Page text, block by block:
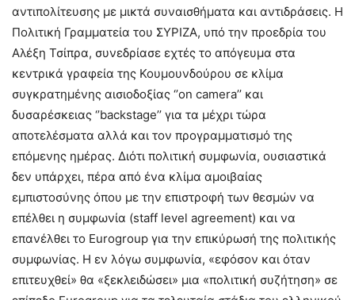
αντιπολίτευσης με μικτά συναισθήματα και αντιδράσεις. Η
Πολιτική Γραμματεία του ΣΥΡΙΖΑ, υπό την προεδρία του
Αλέξη Τσίπρα, συνεδρίασε εχτές το απόγευμα στα
κεντρικά γραφεία της Κουμουνδούρου σε κλίμα
συγκρατημένης αισιοδοξίας ‘’on camera’’ και
δυσαρέσκειας ‘’backstage’’ για τα μέχρι τώρα
αποτελέσματα αλλά και τον προγραμματισμό της
επόμενης ημέρας. Διότι πολιτική συμφωνία, ουσιαστικά
δεν υπάρχει, πέρα από ένα κλίμα αμοιβαίας
εμπιστοσύνης όπου με την επιστροφή των θεσμών να
επέλθει η συμφωνία (staff level agreement) και να
επανέλθει το Eurogroup για την επικύρωσή της πολιτικής
συμφωνίας. Η εν λόγω συμφωνία, «εφόσον και όταν
επιτευχθεί» θα «ξεκλειδώσει» μια «πολιτική συζήτηση» σε